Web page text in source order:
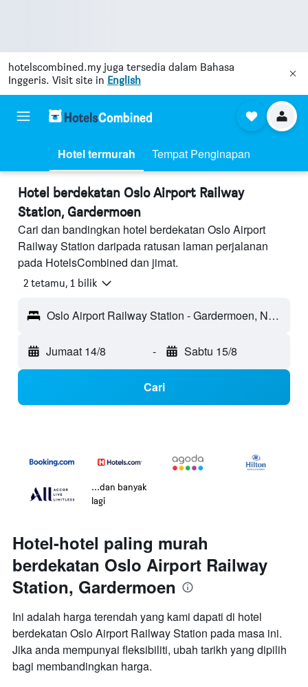
hotelscombined.my juga tersedia dalam Bahasa
Inggeris. Visit site in English
Hotel termurah Tempat Penginapan
Hotel berdekatan Oslo Airport Railway
Station, Gardermoen
Cari dan bandingkan hotel berdekatan Oslo Airport
Railway Station daripada ratusan laman perjalanan
pada HotelsCombined dan jimat.
2 tetamu, 1 bilik
Oslo Airport Railway Station - Gardermoen, Norway
Jumaat 14/8 - Sabtu 15/8
Cari
...dan banyak
lagi
Hotel-hotel paling murah
berdekatan Oslo Airport Railway
Station, Gardermoen
Ini adalah harga terendah yang kami dapati di hotel
berdekatan Oslo Airport Railway Station pada masa ini.
Jika anda mempunyai fleksibiliti, ubah tarikh yang dipilih
bagi membandingkan harga.